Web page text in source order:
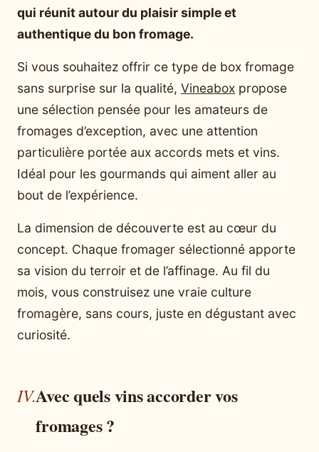
qui réunit autour du plaisir simple et
authentique du bon fromage.
Si vous souhaitez offrir ce type de box fromage
sans surprise sur la qualité, Vineabox propose
une sélection pensée pour les amateurs de
fromages d’exception, avec une attention
particulière portée aux accords mets et vins.
Idéal pour les gourmands qui aiment aller au
bout de l’expérience.
La dimension de découverte est au cœur du
concept. Chaque fromager sélectionné apporte
sa vision du terroir et de l’affinage. Au fil du
mois, vous construisez une vraie culture
fromagère, sans cours, juste en dégustant avec
curiosité.
Avec quels vins accorder vos
fromages ?